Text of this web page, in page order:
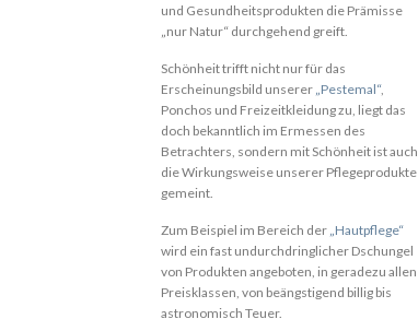
und Gesundheitsprodukten die Prämisse
„nur Natur“ durchgehend greift.
Schönheit trifft nicht nur für das
Erscheinungsbild unserer „Pestemal“,
Ponchos und Freizeitkleidung zu, liegt das
doch bekanntlich im Ermessen des
Betrachters, sondern mit Schönheit ist auch
die Wirkungsweise unserer Pflegeprodukte
gemeint.
Zum Beispiel im Bereich der „Hautpflege“
wird ein fast undurchdringlicher Dschungel
von Produkten angeboten, in geradezu allen
Preisklassen, von beängstigend billig bis
astronomisch Teuer.